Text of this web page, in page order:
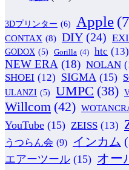
3Dプリンター (6) Apple
CONTAX (8) DIY (24)
GODOX (5) Gorilla (4) htc (13)
NEW ERA (18) NOLAN
SHOEI (12) SIGMA (15)
ULANZI (5) UMPC (38)
Willcom (42)
YouTube (15) ZEISS (13)
うつらん会 (9) インカム
エアーツール (15) オー